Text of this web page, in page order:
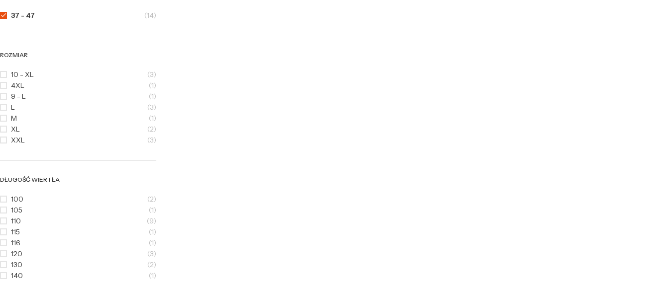
37 - 47 (14)
ROZMIAR
10 - XL
(3)
4XL
(1)
9 - L
(1)
L
(3)
M
(1)
XL
(2)
XXL
(3)
DŁUGOŚĆ WIERTŁA
100
(2)
105
(1)
110
(9)
115
(1)
116
(1)
120
(3)
130
(2)
140
(1)